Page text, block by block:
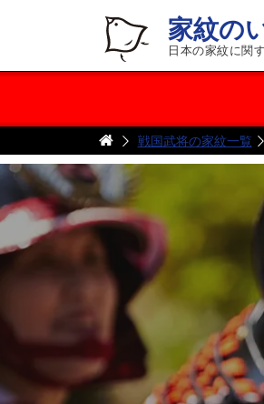
家紋の
日本の家紋に関
戦国武将の家紋一覧